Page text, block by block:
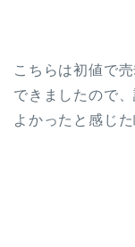
こちらは初値で
できましたので
よかったと感じ